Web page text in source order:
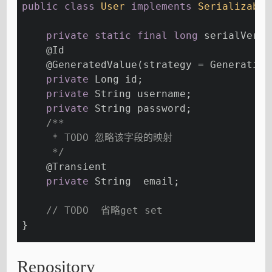
public class User implements Serializable
private static final long
@Id
@GeneratedValue (strategy =
private Long id;
private String username;
private String password;
/**
     * TODO 忽略该字段的映射
     */
@Transient
private String  email;
// TODO  省略get set
}
Repository